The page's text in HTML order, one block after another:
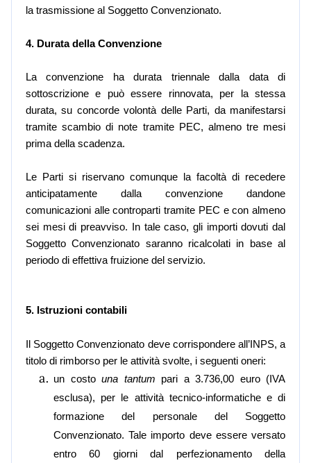
la trasmissione al Soggetto Convenzionato.
4. Durata della Convenzione
La convenzione ha durata triennale dalla data di
sottoscrizione e può essere rinnovata, per la stessa
durata, su concorde volontà delle Parti, da manifestarsi
tramite scambio di note tramite PEC, almeno tre mesi
prima della scadenza.
Le Parti si riservano comunque la facoltà di recedere
anticipatamente dalla convenzione dandone
comunicazioni alle controparti tramite PEC e con almeno
sei mesi di preavviso. In tale caso, gli importi dovuti dal
Soggetto Convenzionato saranno ricalcolati in base al
periodo di effettiva fruizione del servizio.
5. Istruzioni contabili
Soggetto Convenzionato deve corrispondere all’INPS, a
titolo di rimborso per le attività svolte, i seguenti oneri:
un costo una tantum
pari a 3.736,00 euro (IVA
esclusa), per le attività tecnico-informatiche e di
formazione del personale del Soggetto
Convenzionato. Tale importo deve essere versato
entro 60 giorni dal perfezionamento della